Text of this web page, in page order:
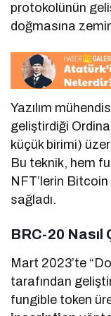
protokolünün
doğmasına
Yazılım
geliştirdiği
küçük birimi)
Bu teknik, hem
NFT’lerin
sağladı.
BRC-20 Nasıl
Mart 2023’te
tarafından
fungible token